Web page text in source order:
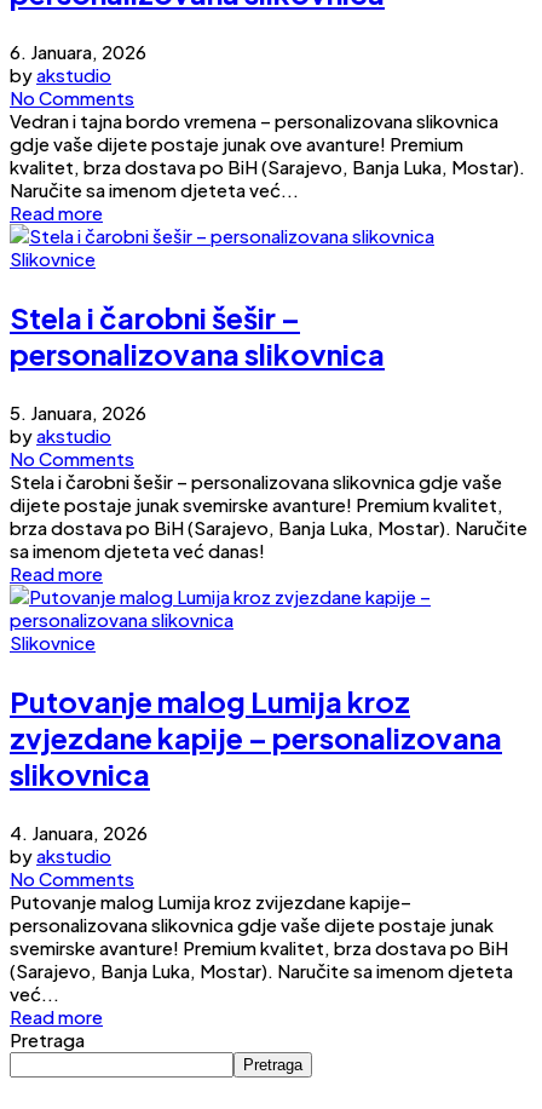
6. Januara, 2026
byakstudio
No Comments
Vedran i tajna bordo vremena – personalizovana slikovnica
gdje vaše dijete postaje junak ove avanture! Premium
kvalitet, brza dostava po BiH (Sarajevo, Banja Luka, Mostar).
Naručite sa imenom djeteta već...
Read more
Slikovnice
Stela i čarobni šešir –
personalizovana slikovnica
5. Januara, 2026
byakstudio
No Comments
Stela i čarobni šešir – personalizovana slikovnica gdje vaše
dijete postaje junak svemirske avanture! Premium kvalitet,
brza dostava po BiH (Sarajevo, Banja Luka, Mostar). Naručite
sa imenom djeteta već danas!
Read more
Slikovnice
Putovanje malog Lumija kroz
zvjezdane kapije – personalizovana
slikovnica
4. Januara, 2026
byakstudio
No Comments
Putovanje malog Lumija kroz zvijezdane kapije–
personalizovana slikovnica gdje vaše dijete postaje junak
svemirske avanture! Premium kvalitet, brza dostava po BiH
(Sarajevo, Banja Luka, Mostar). Naručite sa imenom djeteta
već...
Read more
Pretraga
Pretraga